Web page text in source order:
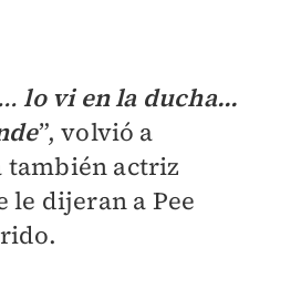
lo vi en la ducha...
”, volvió a
también actriz
le dijeran a Pee